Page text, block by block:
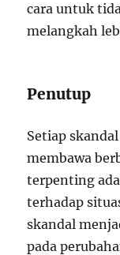
cara untuk
melangkah
Penutup
Setiap
membawa
terpenting
terhadap
skandal
pada